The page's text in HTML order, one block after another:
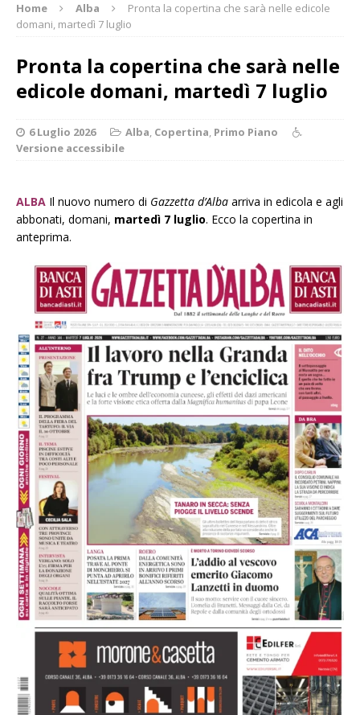
Home Alba
Pronta la copertina che sarà nelle edicole
domani, martedì 7 luglio
Pronta la copertina che sarà nelle
edicole domani, martedì 7 luglio
6 Luglio 2026 Alba, Copertina, Primo Piano
Versione accessibile
ALBA Il nuovo numero di Gazzetta d’Alba arriva in edicola e agli
abbonati, domani, martedì 7 luglio. Ecco la copertina in
anteprima.